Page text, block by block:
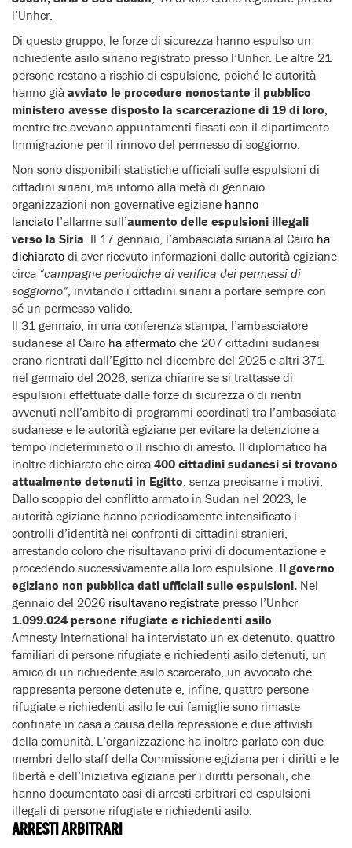
l’Unhcr.
Di questo gruppo, le forze di sicurezza hanno espulso un
richiedente asilo siriano registrato presso l’Unhcr. Le altre 21
persone restano a rischio di espulsione, poiché le autorità
hanno già avviato le procedure nonostante il pubblico
ministero avesse disposto la scarcerazione di 19 di loro
mentre tre avevano appuntamenti fissati con il dipartimento
Immigrazione per il rinnovo del permesso di soggiorno.
Non sono disponibili statistiche ufficiali sulle espulsioni di
cittadini siriani, ma intorno alla metà di gennaio
organizzazioni non governative egiziane hanno
lanciato l’allarme sull’aumento delle espulsioni illegali
verso la Siria . Il 17 gennaio, l’ambasciata siriana al Cairo ha
dichiarato di aver ricevuto informazioni dalle autorità egiziane
circa “campagne periodiche di verifica dei permessi di
soggiorno” , invitando i cittadini siriani a portare sempre con
sé un permesso valido.
Il 31 gennaio, in una conferenza stampa, l’ambasciatore
sudanese al Cairo ha affermato che 207 cittadini sudanesi
erano rientrati dall’Egitto nel dicembre del 2025 e altri 371
nel gennaio del 2026, senza chiarire se si trattasse di
espulsioni effettuate dalle forze di sicurezza o di rientri
avvenuti nell’ambito di programmi coordinati tra l’ambasciata
sudanese e le autorità egiziane per evitare la detenzione a
tempo indeterminato o il rischio di arresto. Il diplomatico ha
inoltre dichiarato che circa 400 cittadini sudanesi si trovano
attualmente detenuti in Egitto , senza precisarne i motivi.
Dallo scoppio del conflitto armato in Sudan nel 2023, le
autorità egiziane hanno periodicamente intensificato i
controlli d’identità nei confronti di cittadini stranieri,
arrestando coloro che risultavano privi di documentazione e
procedendo successivamente alla loro espulsione. Il governo
egiziano non pubblica dati ufficiali sulle espulsioni. Nel
gennaio del 2026 risultavano registrate presso l’Unhcr
1.099.024 persone rifugiate e richiedenti asilo
Amnesty International ha intervistato un ex detenuto, quattro
familiari di persone rifugiate e richiedenti asilo detenuti, un
amico di un richiedente asilo scarcerato, un avvocato che
rappresenta persone detenute e, infine, quattro persone
rifugiate e richiedenti asilo le cui famiglie sono rimaste
confinate in casa a causa della repressione e due attivisti
della comunità. L’organizzazione ha inoltre parlato con due
membri dello staff della Commissione egiziana per i diritti e le
libertà e dell’Iniziativa egiziana per i diritti personali, che
hanno documentato casi di arresti arbitrari ed espulsioni
illegali di persone rifugiate e richiedenti asilo.
ARRESTI ARBITRARI